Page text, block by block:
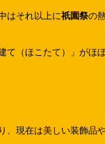
はそれ以上に祇園祭の
て（ほこたて）」がほ
、現在は美しい装飾品